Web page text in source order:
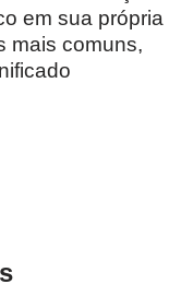
em sua própria
mais comuns,